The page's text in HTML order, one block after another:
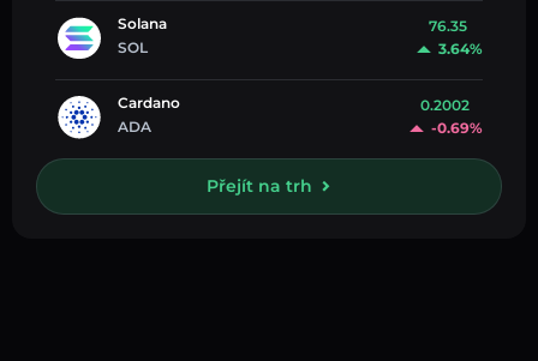
Solana
SOL
76.35
3.64%
Cardano
ADA
0.2002
-0.69%
Přejít na trh